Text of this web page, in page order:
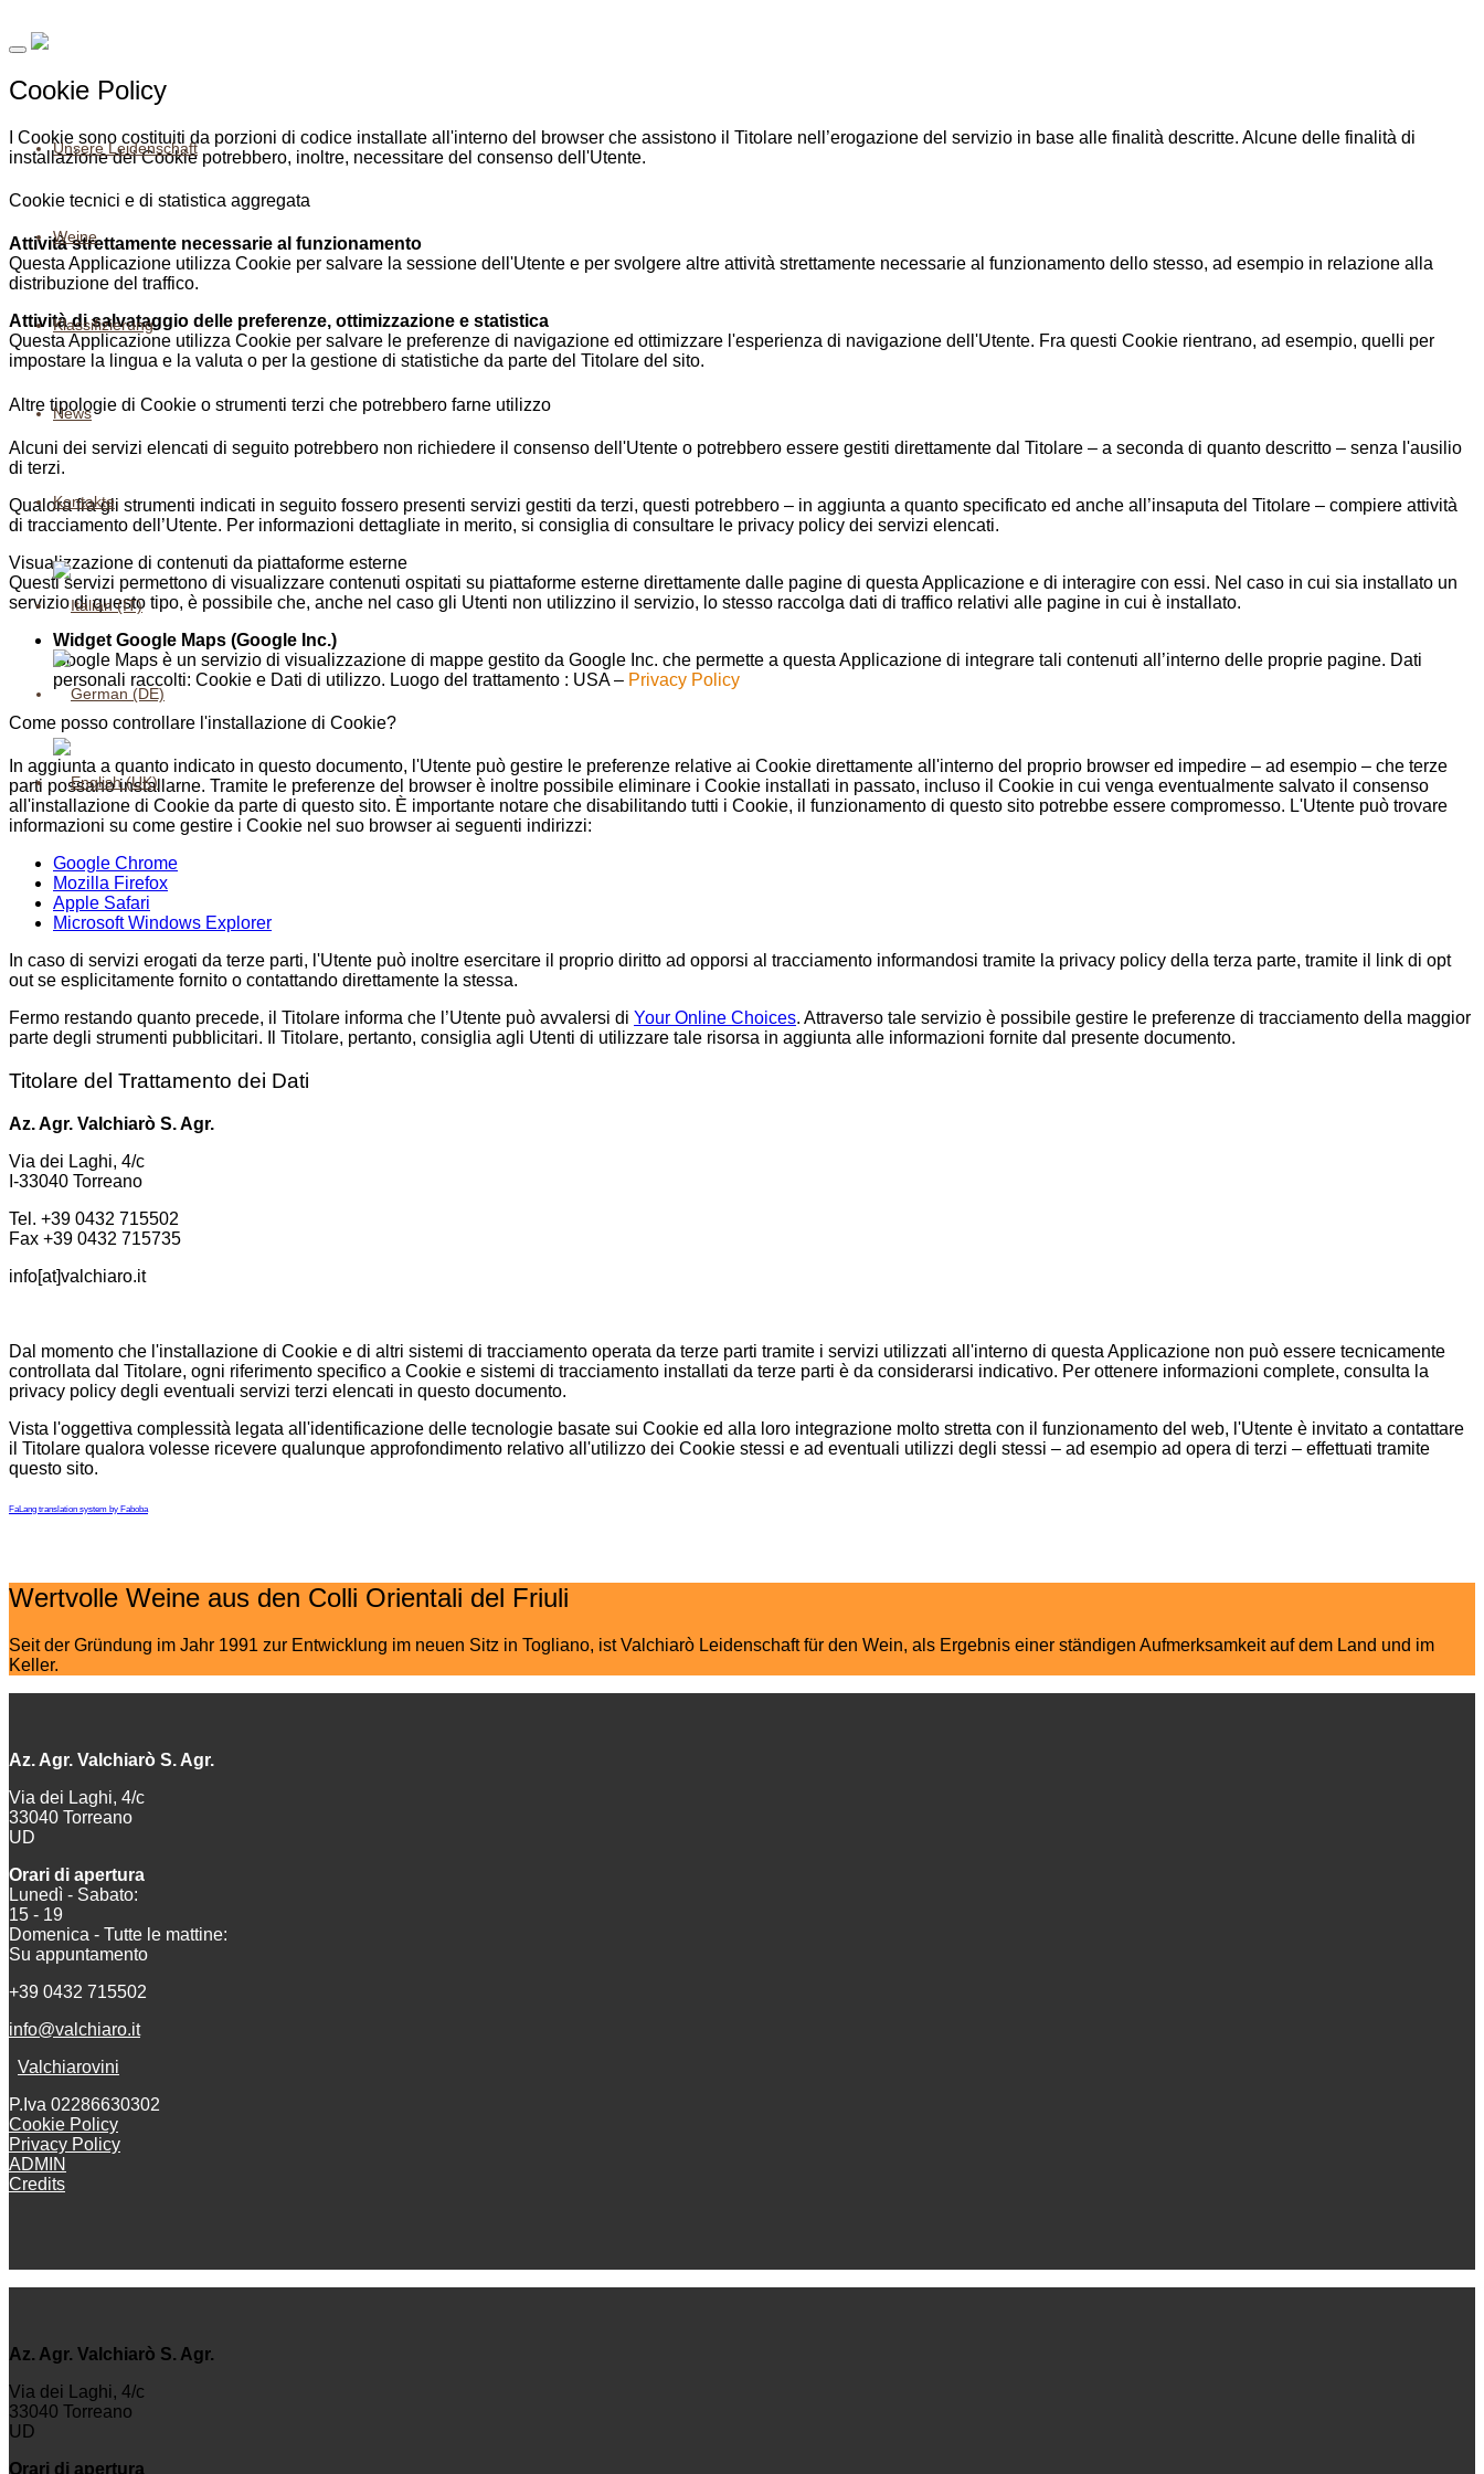
Unsere Leidenschaft
Weine
Klassifizierung
News
Kontakte
Cookie Policy
I Cookie sono costituiti da porzioni di codice installate all'interno del browser che assistono il Titolare nell’erogazione del servizio in base alle finalità descritte. Alcune delle finalità di
installazione dei Cookie potrebbero, inoltre, necessitare del consenso dell'Utente.
Cookie tecnici e di statistica aggregata
Attività strettamente necessarie al funzionamento
Questa Applicazione utilizza Cookie per salvare la sessione dell'Utente e per svolgere altre attività strettamente necessarie al funzionamento dello stesso, ad esempio in relazione alla
distribuzione del traffico.
Attività di salvataggio delle preferenze, ottimizzazione e statistica
Questa Applicazione utilizza Cookie per salvare le preferenze di navigazione ed ottimizzare l'esperienza di navigazione dell'Utente. Fra questi Cookie rientrano, ad esempio, quelli per
impostare la lingua e la valuta o per la gestione di statistiche da parte del Titolare del sito.
Altre tipologie di Cookie o strumenti terzi che potrebbero farne utilizzo
Alcuni dei servizi elencati di seguito potrebbero non richiedere il consenso dell'Utente o potrebbero essere gestiti direttamente dal Titolare – a seconda di quanto descritto – senza l'ausilio
di terzi.
Qualora fra gli strumenti indicati in seguito fossero presenti servizi gestiti da terzi, questi potrebbero – in aggiunta a quanto specificato ed anche all’insaputa del Titolare – compiere attività
di tracciamento dell’Utente. Per informazioni dettagliate in merito, si consiglia di consultare le privacy policy dei servizi elencati.
Visualizzazione di contenuti da piattaforme esterne
Questi servizi permettono di visualizzare contenuti ospitati su piattaforme esterne direttamente dalle pagine di questa Applicazione e di interagire con essi. Nel caso in cui sia installato un
servizio di questo tipo, è possibile che, anche nel caso gli Utenti non utilizzino il servizio, lo stesso raccolga dati di traffico relativi alle pagine in cui è installato.
Widget Google Maps (Google Inc.)
Google Maps è un servizio di visualizzazione di mappe gestito da Google Inc. che permette a questa Applicazione di integrare tali contenuti all’interno delle proprie pagine. Dati
personali raccolti: Cookie e Dati di utilizzo. Luogo del trattamento : USA – Privacy Policy
Come posso controllare l'installazione di Cookie?
In aggiunta a quanto indicato in questo documento, l'Utente può gestire le preferenze relative ai Cookie direttamente all'interno del proprio browser ed impedire – ad esempio – che terze
parti possano installarne. Tramite le preferenze del browser è inoltre possibile eliminare i Cookie installati in passato, incluso il Cookie in cui venga eventualmente salvato il consenso
all'installazione di Cookie da parte di questo sito. È importante notare che disabilitando tutti i Cookie, il funzionamento di questo sito potrebbe essere compromesso. L'Utente può trovare
informazioni su come gestire i Cookie nel suo browser ai seguenti indirizzi:
Google Chrome
Mozilla Firefox
Apple Safari
Microsoft Windows Explorer
In caso di servizi erogati da terze parti, l'Utente può inoltre esercitare il proprio diritto ad opporsi al tracciamento informandosi tramite la privacy policy della terza parte, tramite il link di opt
out se esplicitamente fornito o contattando direttamente la stessa.
Fermo restando quanto precede, il Titolare informa che l’Utente può avvalersi di Your Online Choices. Attraverso tale servizio è possibile gestire le preferenze di tracciamento della maggior
parte degli strumenti pubblicitari. Il Titolare, pertanto, consiglia agli Utenti di utilizzare tale risorsa in aggiunta alle informazioni fornite dal presente documento.
Titolare del Trattamento dei Dati
Az. Agr. Valchiarò S. Agr.
Via dei Laghi, 4/c
I-33040 Torreano
Tel. +39 0432 715502
Fax +39 0432 715735
info[at]valchiaro.it
Dal momento che l'installazione di Cookie e di altri sistemi di tracciamento operata da terze parti tramite i servizi utilizzati all'interno di questa Applicazione non può essere tecnicamente
controllata dal Titolare, ogni riferimento specifico a Cookie e sistemi di tracciamento installati da terze parti è da considerarsi indicativo. Per ottenere informazioni complete, consulta la
privacy policy degli eventuali servizi terzi elencati in questo documento.
Vista l'oggettiva complessità legata all'identificazione delle tecnologie basate sui Cookie ed alla loro integrazione molto stretta con il funzionamento del web, l'Utente è invitato a contattare
il Titolare qualora volesse ricevere qualunque approfondimento relativo all'utilizzo dei Cookie stessi e ad eventuali utilizzi degli stessi – ad esempio ad opera di terzi – effettuati tramite
questo sito.
FaLang translation system by Faboba
Wertvolle Weine aus den Colli Orientali del Friuli
Seit der Gründung im Jahr 1991 zur Entwicklung im neuen Sitz in Togliano, ist Valchiarò Leidenschaft für den Wein, als Ergebnis einer ständigen Aufmerksamkeit auf dem Land und im
Keller.
Az. Agr. Valchiarò S. Agr.
Via dei Laghi, 4/c
33040 Torreano
UD
Orari di apertura
Lunedì - Sabato:
15 - 19
Domenica - Tutte le mattine:
Su appuntamento
+39 0432 715502
info@valchiaro.it
Valchiarovini
P.Iva 02286630302
Cookie Policy
Privacy Policy
ADMIN
Credits
Az. Agr. Valchiarò S. Agr.
Via dei Laghi, 4/c
33040 Torreano
UD
Orari di apertura